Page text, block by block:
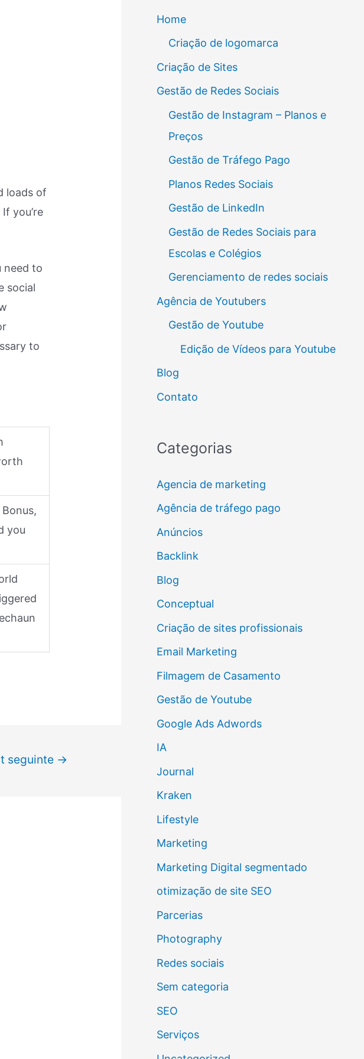
loads of
you’re
need to
social
to
you
seguinte →
Home
Criação de logomarca
Criação de Sites
Gestão de Redes Sociais
Gestão de Instagram – Planos e
Preços
Gestão de Tráfego Pago
Planos Redes Sociais
Gestão de LinkedIn
Gestão de Redes Sociais para
Escolas e Colégios
Gerenciamento de redes sociais
Agência de Youtubers
Gestão de Youtube
Edição de Vídeos para Youtube
Blog
Contato
Categorias
Agencia de marketing
Agência de tráfego pago
Anúncios
Backlink
Blog
Conceptual
Criação de sites profissionais
Email Marketing
Filmagem de Casamento
Gestão de Youtube
Google Ads Adwords
IA
Journal
Kraken
Lifestyle
Marketing
Marketing Digital segmentado
otimização de site SEO
Parcerias
Photography
Redes sociais
Sem categoria
SEO
Serviços